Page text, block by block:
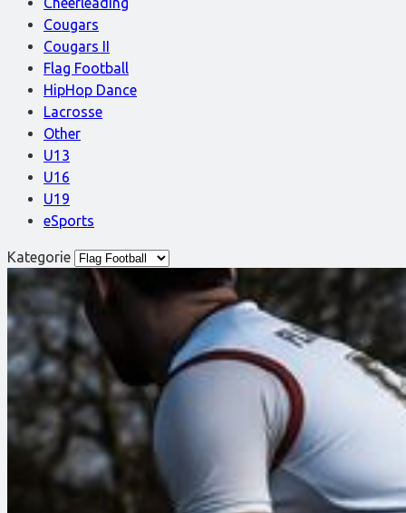
Cougars
Cougars II
Flag Football
HipHop Dance
Lacrosse
Other
U13
U16
U19
eSports
Kategorie